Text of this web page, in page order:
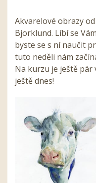
Akvarelové obrazy
Bjorklund. Líbí se
byste se s ní naučit
tuto neděli nám
Na kurzu je ještě pár
ještě dnes!